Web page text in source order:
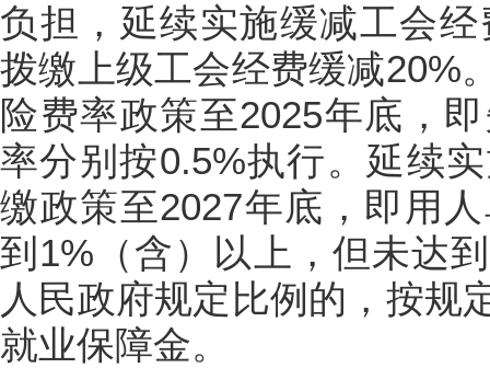
负担，延续实施缓减工会
拨缴上级工会经费缓减20%
险费率政策至2025年底，
率分别按0.5%执行。延续
缴政策至2027年底，即用
到1%（含）以上，但未达
人民政府规定比例的，按规
就业保障金。